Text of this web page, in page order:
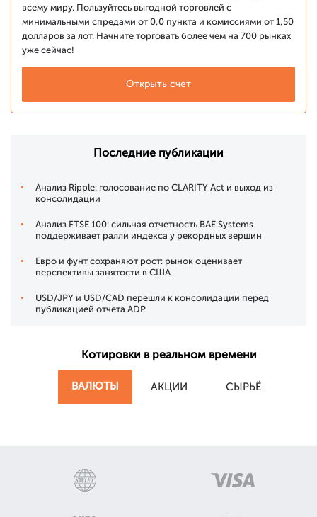
всему миру. Пользуйтесь выгодной торговлей с
минимальными спредами от 0,0 пункта и комиссиями от 1,50
долларов за лот. Начните торговать более чем на 700 рынках
уже сейчас!
Открыть счет
Последние публикации
Анализ Ripple: голосование по CLARITY Act и выход из
консолидации
Анализ FTSE 100: сильная отчетность BAE Systems
поддерживает ралли индекса у рекордных вершин
Евро и фунт сохраняют рост: рынок оценивает
перспективы занятости в США
USD/JPY и USD/CAD перешли к консолидации перед
публикацией отчета ADP
Котировки в реальном времени
ВАЛЮТЫ АКЦИИ СЫРЬЁ